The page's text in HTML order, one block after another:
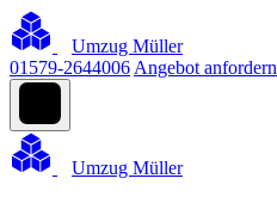
Umzug Müller
01579-2644006 Angebot anfordern
Umzug Müller